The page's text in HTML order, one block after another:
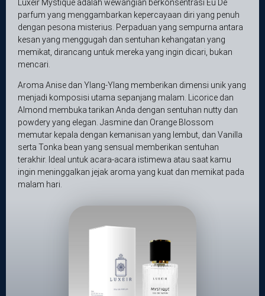
Luxeir Mystique adalah wewangian berkonsentrasi Eu De
parfum yang menggambarkan kepercayaan diri yang penuh
dengan pesona misterius. Perpaduan yang sempurna antara
kesan yang menggugah dan sentuhan kehangatan yang
memikat, dirancang untuk mereka yang ingin dicari, bukan
mencari.
Aroma Anise dan Ylang-Ylang memberikan dimensi unik yang
menjadi komposisi utama sepanjang malam. Licorice dan
Almond membuka tarikan Anda dengan sentuhan nutty dan
powdery yang elegan. Jasmine dan Orange Blossom
memutar kepala dengan kemanisan yang lembut, dan Vanilla
serta Tonka bean yang sensual memberikan sentuhan
terakhir. Ideal untuk acara-acara istimewa atau saat kamu
ingin meninggalkan jejak aroma yang kuat dan memikat pada
malam hari.